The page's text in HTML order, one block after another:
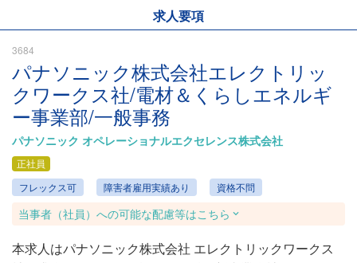
求人要項
3684
パナソニック株式会社エレクトリッ
クワークス社/電材＆くらしエネルギ
ー事業部/一般事務
パナソニック オペレーショナルエクセレンス株式会社
正社員
フレックス可
障害者雇用実績あり 資格不問
当事者（社員）への可能な配慮等はこちら
本求人はパナソニック株式会社 エレクトリックワークス